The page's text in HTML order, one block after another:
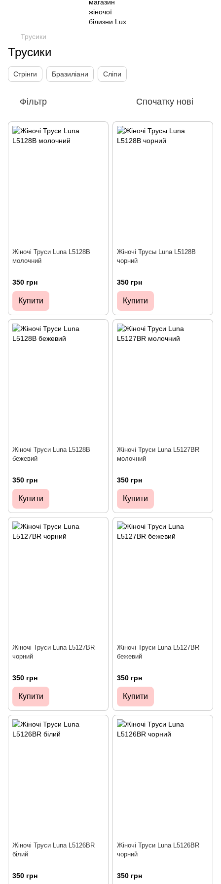
Трусики
Трусики
Стрінги Бразиліани Сліпи
Фільтр Спочатку нові
Жіночі Труси Luna L5128B
молочний
350 грн
Купити
Жіночі Трусы Luna L5128B
чорний
350 грн
Купити
Жіночі Труси Luna L5128B
бежевий
350 грн
Купити
Жіночі Труси Luna L5127BR
молочний
350 грн
Купити
Жіночі Труси Luna L5127BR
чорний
350 грн
Купити
Жіночі Труси Luna L5127BR
бежевий
350 грн
Купити
Жіночі Труси Luna L5126BR
білий
350 грн
Жіночі Труси Luna L5126BR
чорний
350 грн